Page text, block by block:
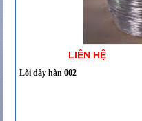
LIÊN HỆ
Lõi dây hàn 002